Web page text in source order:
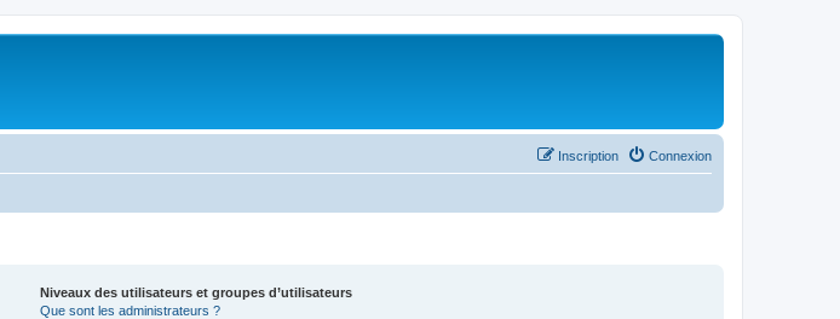
Connexion
Inscription
Niveaux des utilisateurs et groupes d’utilisateurs
Que sont les administrateurs ?